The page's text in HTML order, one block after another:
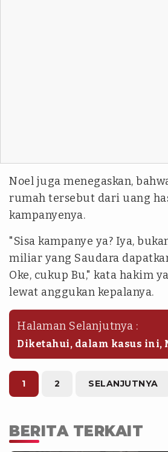
Noel juga menegaskan,
rumah tersebut dari uang
kampanyenya.
"Sisa kampanye ya? Iya,
miliar yang Saudara
Oke, cukup Bu," kata hakim
lewat anggukan kepalanya.
Halaman Selanjutnya :
Diketahui, dalam kasus ini,
kawan-kawan didakwa
sejumlah Rp 3,3 miliar dan
motor Ducati Scrambler
dongker.
1 2 SELANJUTNYA
BERITA TERKAIT